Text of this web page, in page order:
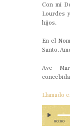
Con mi
Lourdes
hijos.
En el
Santo.
Ave
Llamado
00:00